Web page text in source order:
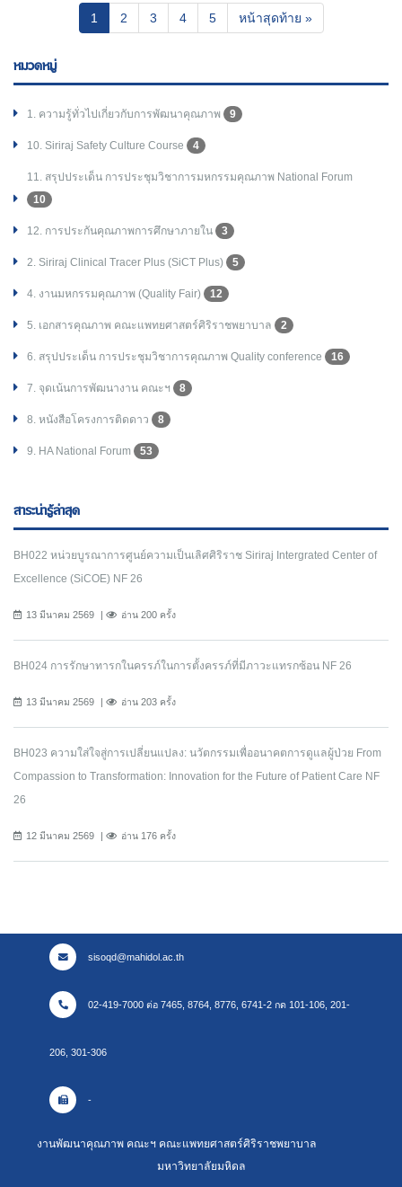
1 (current)
2 3 4 5 หน้าสุดท้าย »
หมวดหมู่
1. ความรู้ทั่วไปเกี่ยวกับการพัฒนาคุณภาพ 9
10. Siriraj Safety Culture Course 4
11. สรุปประเด็น การประชุมวิชาการมหกรรมคุณภาพ National Forum
10
12. การประกันคุณภาพการศึกษาภายใน 3
2. Siriraj Clinical Tracer Plus (SiCT Plus) 5
4. งานมหกรรมคุณภาพ (Quality Fair) 12
5. เอกสารคุณภาพ คณะแพทยศาสตร์ศิริราชพยาบาล 2
6. สรุปประเด็น การประชุมวิชาการคุณภาพ Quality conference 16
7. จุดเน้นการพัฒนางาน คณะฯ 8
8. หนังสือโครงการติดดาว 8
9. HA National Forum 53
สาระน่ารู้ล่าสุด
BH022 หน่วยบูรณาการศูนย์ความเป็นเลิศศิริราช Siriraj Intergrated Center of
Excellence (SiCOE) NF 26
13 มีนาคม 2569 อ่าน 200 ครั้ง
BH024 การรักษาทารกในครรภ์ในการตั้งครรภ์ที่มีภาวะแทรกซ้อน NF 26
13 มีนาคม 2569 อ่าน 203 ครั้ง
BH023 ความใส่ใจสู่การเปลี่ยนแปลง: นวัตกรรมเพื่ออนาคตการดูแลผู้ป่วย From
Compassion to Transformation: Innovation for the Future of Patient Care NF
26
12 มีนาคม 2569 อ่าน 176 ครั้ง
sisoqd@mahidol.ac.th
02-419-7000 ต่อ 7465, 8764, 8776, 6741-2 กด 101-106, 201-
206, 301-306
-
งานพัฒนาคุณภาพ คณะฯ คณะแพทยศาสตร์ศิริราชพยาบาล
มหาวิทยาลัยมหิดล